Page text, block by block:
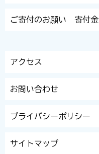
ご寄付のお願い 寄付金
アクセス
お問い合わせ
プライバシーポリシー
サイトマップ